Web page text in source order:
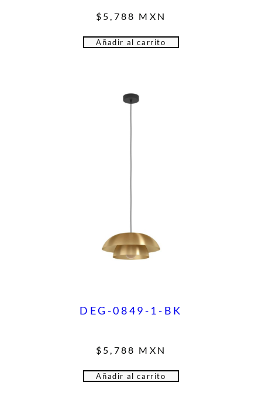
$ 5,788 MXN
Añadir al carrito
DEG-0849-1-BK
$ 5,788 MXN
Añadir al carrito